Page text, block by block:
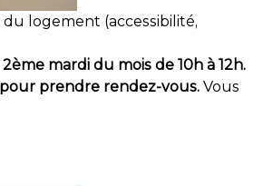
logement (accessibilité,
mardi du mois de 10h à 12h.
prendre rendez-vous. Vous